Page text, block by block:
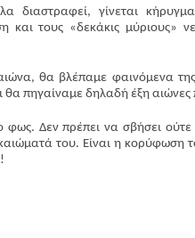
διαστραφεί, γίνεται
και τους «δεκάκις μύριους»
θα βλέπαμε φαινόμενα
θα πηγαίναμε δηλαδή έξη
Δεν πρέπει να σβήσει
του. Είναι η κορύφωση